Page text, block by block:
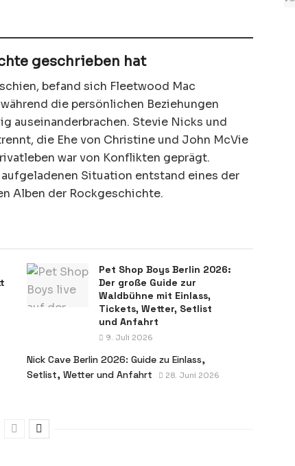
geschrieben hat
befand sich Fleetwood Mac
die persönlichen Beziehungen
auseinanderbrachen. Stevie Nicks und
die Ehe von Christine und John McVie
war von Konflikten geprägt.
Situation entstand eines der
Alben der Rockgeschichte.
Pet Shop Boys Berlin 2026:
Der große Guide zur
Waldbühne mit Einlass,
Tickets, Wetter, Setlist
und Anfahrt
9. Juli 2026
Nick Cave Berlin 2026: Guide zu Einlass,
Setlist, Wetter und Anfahrt
28. Juni 2026